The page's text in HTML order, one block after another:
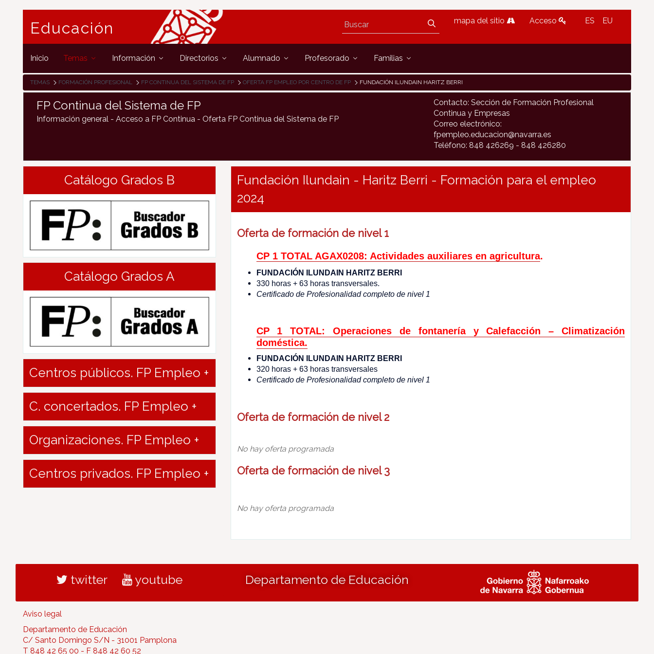
Educación mapa del sitio Acceso ES EU
Inicio Temas Información Directorios Alumnado Profesorado Familias
TEMAS FORMACIÓN PROFESIONAL FP CONTINUA DEL SISTEMA DE FP OFERTA FP EMPLEO POR CENTRO DE FP FUNDACIÓN ILUNDAIN HARITZ BERRI
FP Continua del Sistema de FP
Información general - Acceso a FP Continua - Oferta FP Continua del Sistema de FP
Contacto: Sección de Formación Profesional
Continua y Empresas
Correo electrónico:
fpempleo.educacion@navarra.es
Teléfono: 848 426269 - 848 426280
Catálogo Grados B
Catálogo Grados A
Centros públicos. FP Empleo +
C. concertados. FP Empleo +
Organizaciones. FP Empleo +
Centros privados. FP Empleo +
Fundación Ilundain - Haritz Berri - Formación para el empleo
2024
Oferta de formación de nivel 1
CP 1 TOTAL AGAX0208: Actividades auxiliares en agricultura.
FUNDACIÓN ILUNDAIN HARITZ BERRI
330 horas + 63 horas transversales.
Certificado de Profesionalidad completo de nivel 1
CP 1 TOTAL: Operaciones de fontanería y Calefacción – Climatización
doméstica.
FUNDACIÓN ILUNDAIN HARITZ BERRI
320 horas + 63 horas transversales
Certificado de Profesionalidad completo de nivel 1
Oferta de formación de nivel 2
No hay oferta programada
Oferta de formación de nivel 3
No hay oferta programada
twitter youtube Departamento de Educación
Aviso legal
Departamento de Educación
C/ Santo Domingo S/N - 31001 Pamplona
T 848 42 65 00 - F 848 42 60 52